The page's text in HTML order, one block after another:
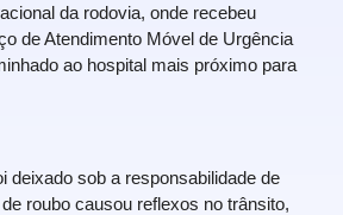
da rodovia, onde recebeu
de Atendimento Móvel de Urgência
ao hospital mais próximo para
deixado sob a responsabilidade de
roubo causou reflexos no trânsito,